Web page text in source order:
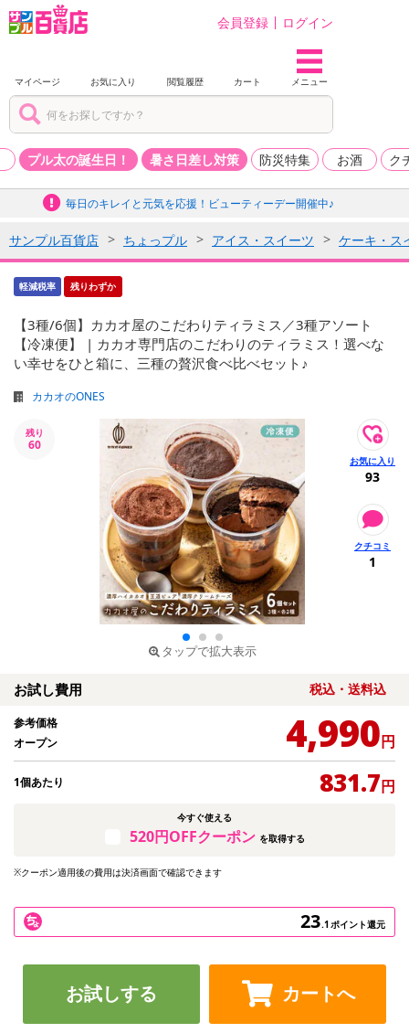
会員登録 ログイン
マイページ お気に入り 閲覧履歴 カート メニュー
プル太の誕生日！ 暑さ日差し対策 防災特集 お酒 ク
毎日のキレイと元気を応援！ビューティーデー開催中♪
サンプル百貨店 ちょっプル アイス・スイーツ ケーキ・ス
軽減税率 残りわずか
【3種/6個】カカオ屋のこだわりティラミス／3種アソート
【冷凍便】 | カカオ専門店のこだわりのティラミス！選べな
い幸せをひと箱に、三種の贅沢食べ比べセット♪
カカオのONES
残り
60
タップで拡大表示
93
1
お試し費用 税込・送料込
参考価格
オープン
4,990円
1個あたり 831.7円
今すぐ使える
520円OFFクーポン を取得する
※クーポン適用後の費用は決済画面で確認できます
23.1ポイント還元
お試しする カートへ